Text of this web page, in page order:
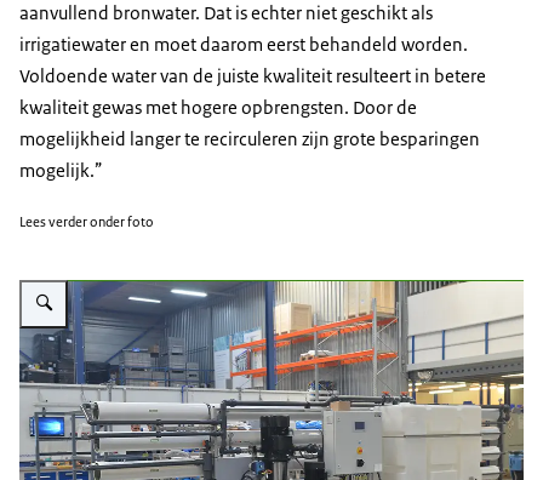
aanvullend bronwater. Dat is echter niet geschikt als
irrigatiewater en moet daarom eerst behandeld worden.
Voldoende water van de juiste kwaliteit resulteert in betere
kwaliteit gewas met hogere opbrengsten. Door de
mogelijkheid langer te recirculeren zijn grote besparingen
mogelijk.”
Lees verder onder foto
Vergroot afbeelding Installatie van Hatenboer-Water